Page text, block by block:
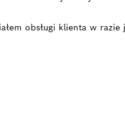
obsługi klienta w